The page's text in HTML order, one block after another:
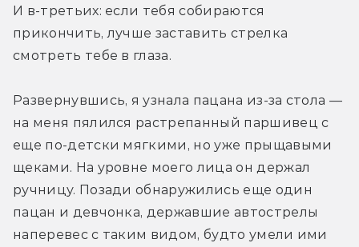
И в-третьих: если тебя собираются
прикончить, лучше заставить стрелка
смотреть тебе в глаза.
Развернувшись, я узнала пацана из-за стола —
на меня пялился растрепанный паршивец с
еще по-детски мягкими, но уже прыщавыми
щеками. На уровне моего лица он держал
ручницу. Позади обнаружились еще один
пацан и девчонка, державшие автострелы
наперевес с таким видом, будто умели ими